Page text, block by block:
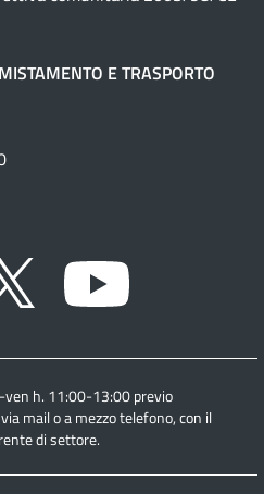
E TRASPORTO
Twitter
ven h. 11:00-13:00 previo
mail o a mezzo telefono, con il
di settore.